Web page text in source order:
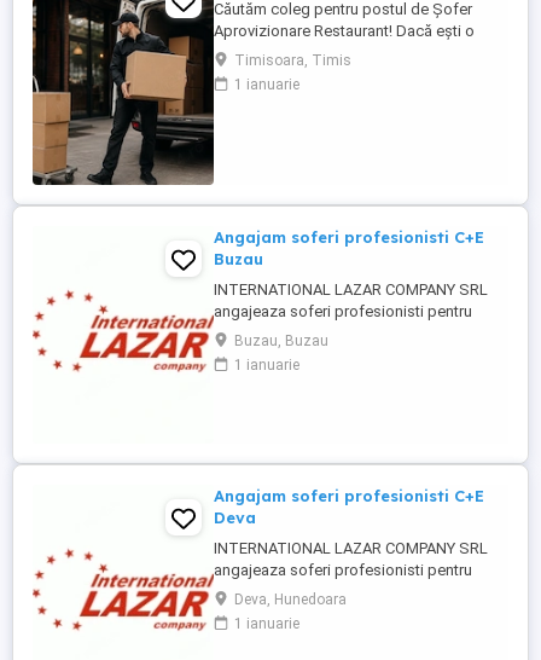
Căutăm coleg pentru postul de Șofer
Aprovizionare Restaurant! Dacă ești o
persoană serioasă, organizată și îți place
să fii mereu în mișcare, te vrem în echipa
noastră. Rolul presupune aprovizionarea
Timisoara, Timis
1 ianuarie
Angajam soferi profesionisti C+E
Buzau
INTERNATIONAL LAZAR COMPANY SRL
angajeaza soferi profesionisti pentru
transport intern-prelata Cerinte: Permis
categoria C+E Atestat profesional si card
tahograf Experienta constituie un avantaj
Buzau, Buzau
1 ianuarie
Angajam soferi profesionisti C+E
Deva
INTERNATIONAL LAZAR COMPANY SRL
angajeaza soferi profesionisti pentru
transport intern-prelata Cerinte: Permis
categoria C+E Atestat profesional si card
tahograf Experienta constituie un avantaj
Deva, Hunedoara
1 ianuarie